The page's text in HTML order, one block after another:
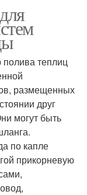
полива теплиц
размещенных
друг
могут быть
по капле
прикорневую